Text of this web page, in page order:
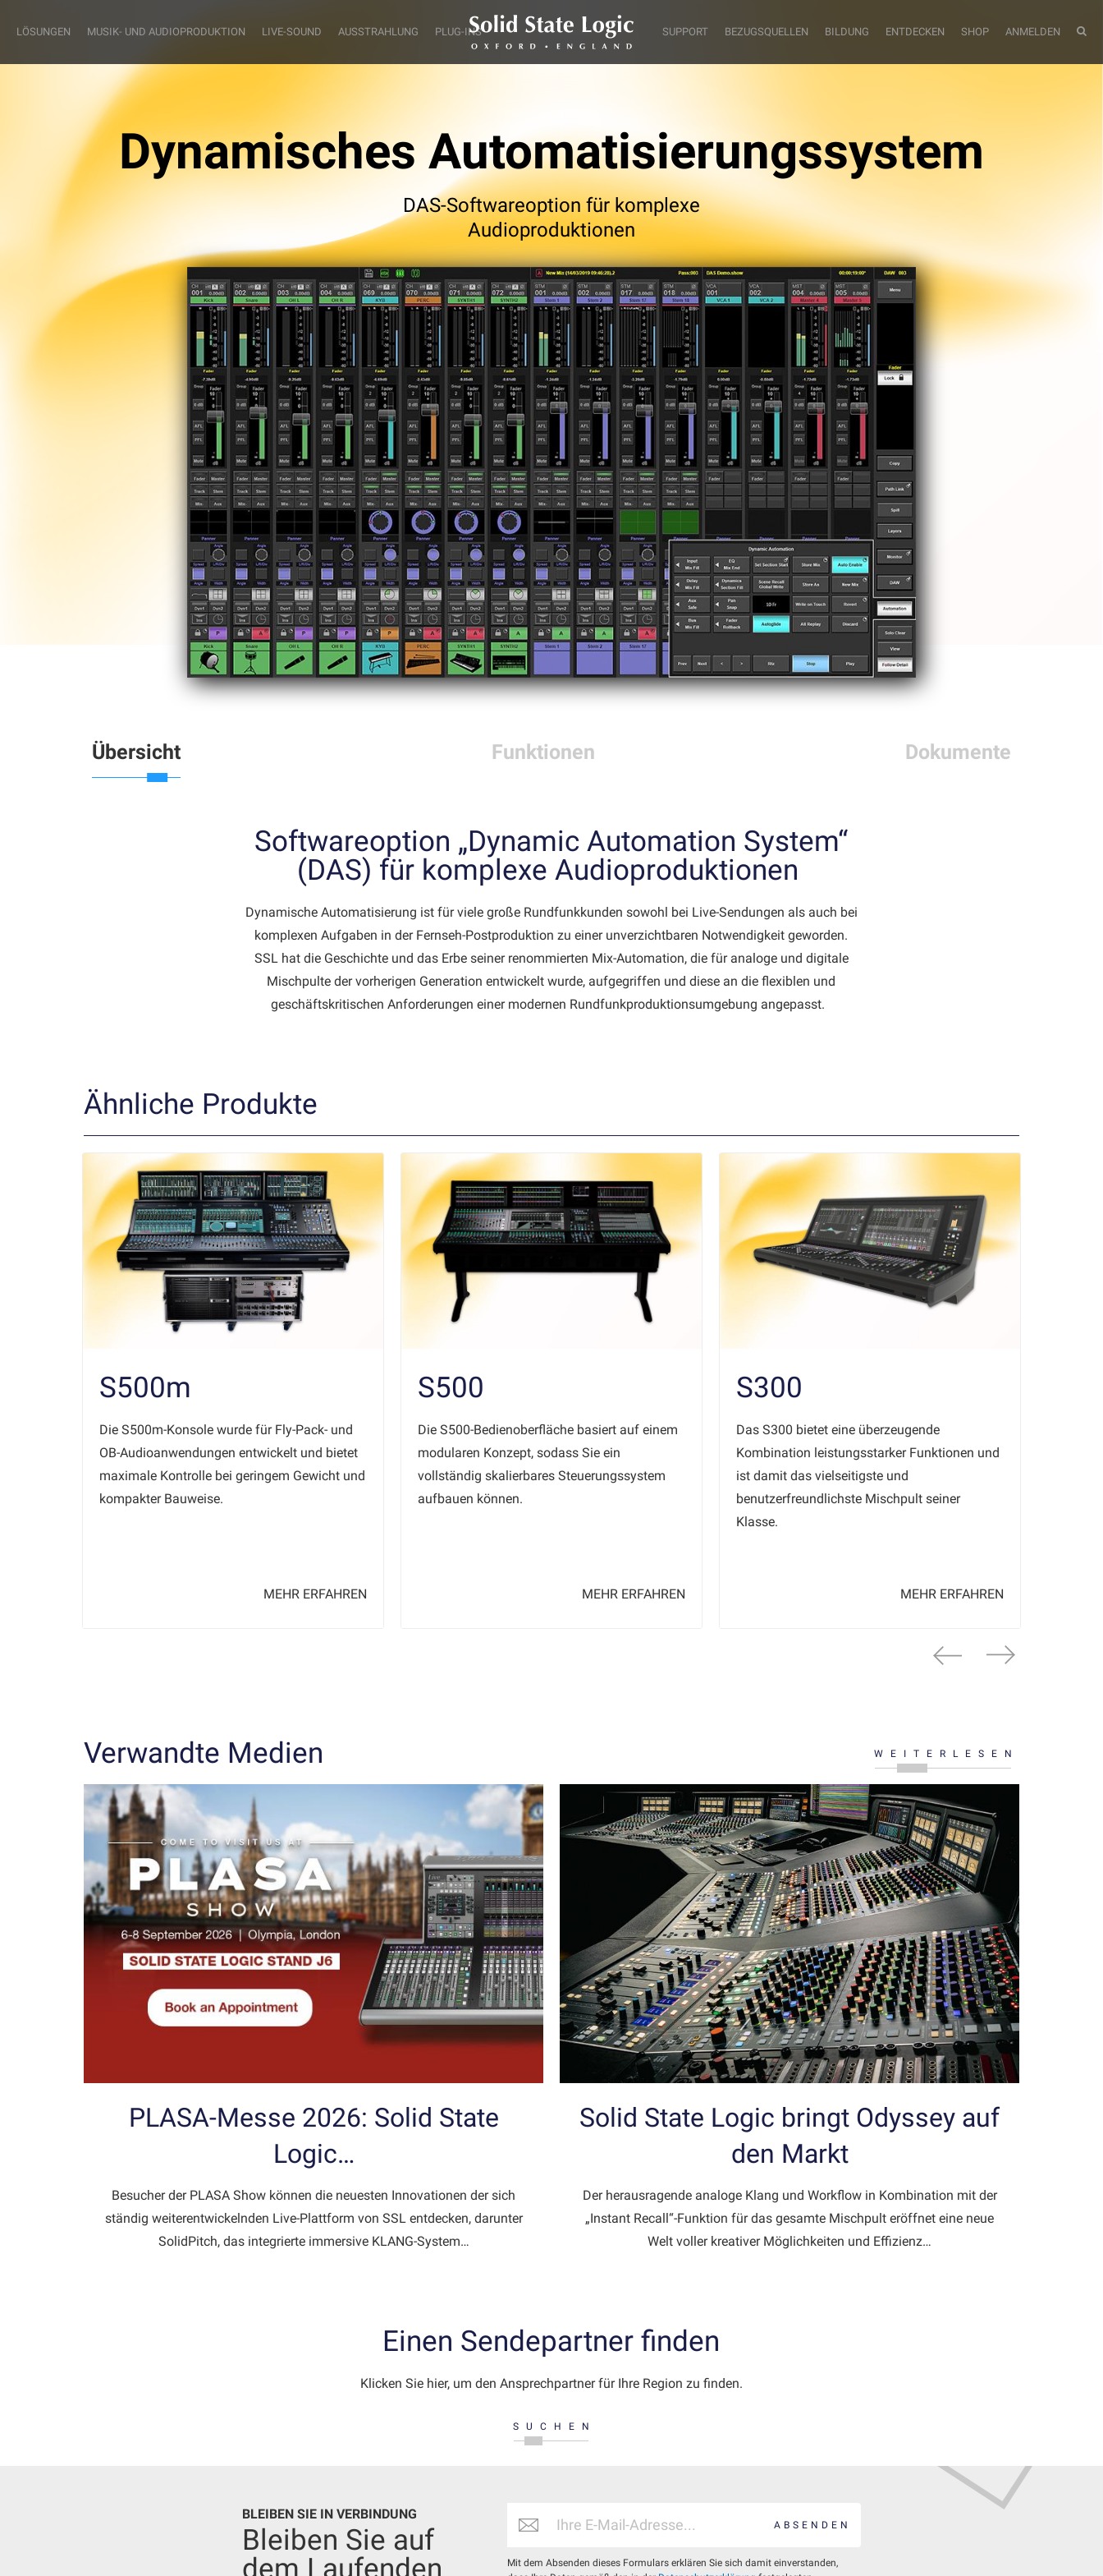
LÖSUNGEN MUSIK- UND AUDIOPRODUKTION LIVE-SOUND AUSSTRAHLUNG PLUG-INS SUPPORT BEZUGSQUELLEN BILDUNG ENTDECKEN SHOP ANMELDEN
Dynamisches Automatisierungssystem
DAS-Softwareoption für komplexe
Audioproduktionen
Übersicht Funktionen Dokumente
Softwareoption „Dynamic Automation System“
(DAS) für komplexe Audioproduktionen
Dynamische Automatisierung ist für viele große Rundfunkkunden sowohl bei Live-Sendungen als auch bei
komplexen Aufgaben in der Fernseh-Postproduktion zu einer unverzichtbaren Notwendigkeit geworden.
SSL hat die Geschichte und das Erbe seiner renommierten Mix-Automation, die für analoge und digitale
Mischpulte der vorherigen Generation entwickelt wurde, aufgegriffen und diese an die flexiblen und
geschäftskritischen Anforderungen einer modernen Rundfunkproduktionsumgebung angepasst.
Ähnliche Produkte
S500m
Die S500m-Konsole wurde für Fly-Pack- und
OB-Audioanwendungen entwickelt und bietet
maximale Kontrolle bei geringem Gewicht und
kompakter Bauweise.
MEHR ERFAHREN
S500
Die S500-Bedienoberfläche basiert auf einem
modularen Konzept, sodass Sie ein
vollständig skalierbares Steuerungssystem
aufbauen können.
MEHR ERFAHREN
S300
Das S300 bietet eine überzeugende
Kombination leistungsstarker Funktionen und
ist damit das vielseitigste und
benutzerfreundlichste Mischpult seiner
Klasse.
MEHR ERFAHREN
Verwandte Medien WEITERLESEN
PLASA-Messe 2026: Solid State
Logic…
Besucher der PLASA Show können die neuesten Innovationen der sich
ständig weiterentwickelnden Live-Plattform von SSL entdecken, darunter
SolidPitch, das integrierte immersive KLANG-System…
Solid State Logic bringt Odyssey auf
den Markt
Der herausragende analoge Klang und Workflow in Kombination mit der
„Instant Recall“-Funktion für das gesamte Mischpult eröffnet eine neue
Welt voller kreativer Möglichkeiten und Effizienz…
Einen Sendepartner finden
Klicken Sie hier, um den Ansprechpartner für Ihre Region zu finden.
SUCHEN
BLEIBEN SIE IN VERBINDUNG
Bleiben Sie auf
dem Laufenden
ABSENDEN
Mit dem Absenden dieses Formulars erklären Sie sich damit einverstanden,